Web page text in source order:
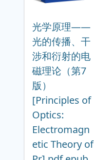
光学原理――
光的传播、干
涉和衍射的电
磁理论（第7
版）
[Principles of
Optics:
Electromagn
etic Theory of